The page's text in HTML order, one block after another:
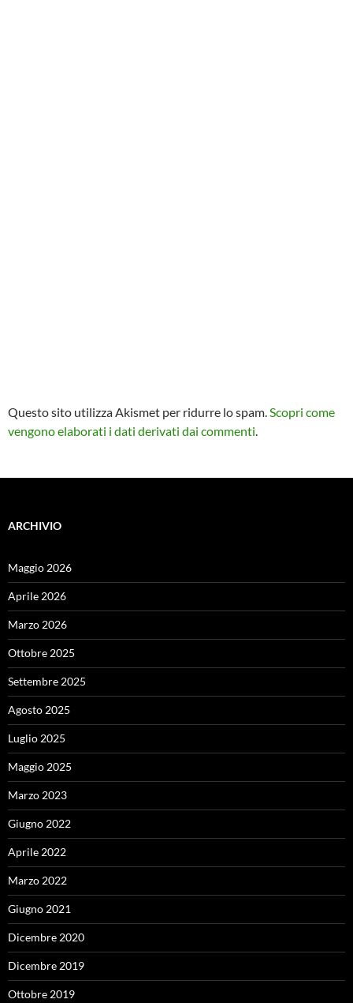
Questo sito utilizza Akismet per ridurre lo spam.Scopri come
vengono elaborati i dati derivati dai commenti.
ARCHIVIO
Maggio 2026
Aprile 2026
Marzo 2026
Ottobre 2025
Settembre 2025
Agosto 2025
Luglio 2025
Maggio 2025
Marzo 2023
Giugno 2022
Aprile 2022
Marzo 2022
Giugno 2021
Dicembre 2020
Dicembre 2019
Ottobre 2019